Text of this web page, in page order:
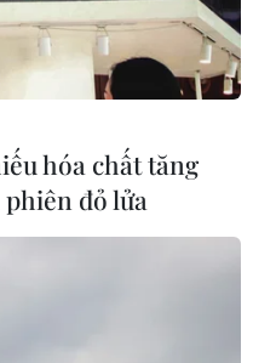
hóa chất tăng
đỏ lửa